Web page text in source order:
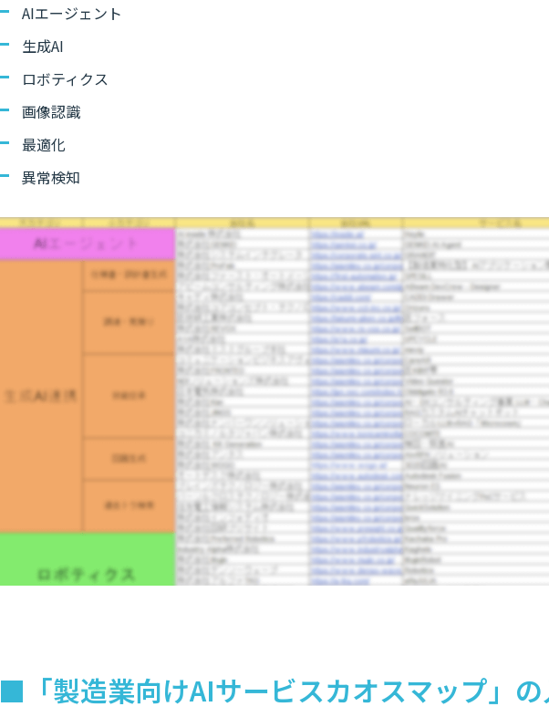
AIエージェント
生成AI
ロボティクス
画像認識
最適化
異常検知
■「製造業向けAIサービスカオスマップ」